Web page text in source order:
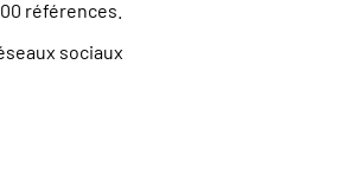
références.
sociaux